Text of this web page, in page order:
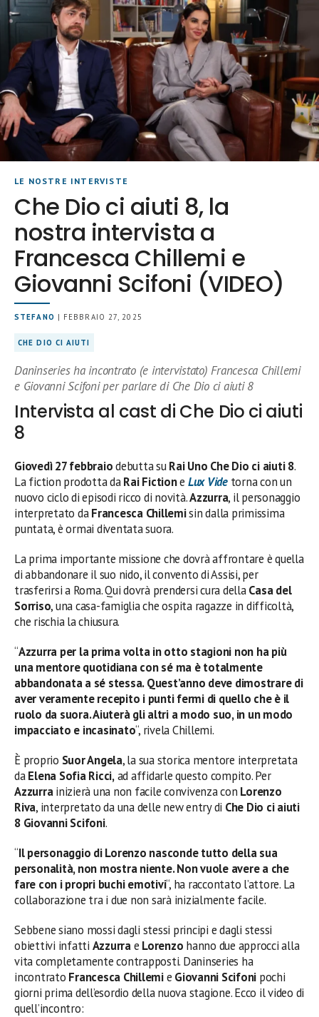
LE NOSTRE INTERVISTE
Che Dio ci aiuti 8, la
nostra intervista a
Francesca Chillemi e
Giovanni Scifoni (VIDEO)
STEFANO | FEBBRAIO 27, 2025
CHE DIO CI AIUTI
Daninseries ha incontrato (e intervistato) Francesca Chillemi
e Giovanni Scifoni per parlare di Che Dio ci aiuti 8
Intervista al cast di Che Dio ci aiuti
8
Giovedì 27 febbraiodebutta suRai Uno Che Dio ci aiuti 8.
La fiction prodotta daRai Fictione Lux Videtorna con un
nuovo ciclo di episodi ricco di novità.Azzurra, il personaggio
interpretato daFrancesca Chillemisin dalla primissima
puntata, è ormai diventata suora.
La prima importante missione che dovrà affrontare è quella
di abbandonare il suo nido, il convento di Assisi, per
trasferirsi a Roma. Qui dovrà prendersi cura dellaCasa del
Sorriso, una casa-famiglia che ospita ragazze in difficoltà,
che rischia la chiusura.
“Azzurra per la prima volta in otto stagioni non ha più
una mentore quotidiana con sé ma è totalmente
abbandonata a sé stessa. Quest’anno deve dimostrare di
aver veramente recepito i punti fermi di quello che è il
ruolo da suora. Aiuterà gli altri a modo suo, in un modo
impacciato e incasinato“, rivela Chillemi.
È proprio Suor Angela, la sua storica mentore interpretata
daElena Sofia Ricci,ad affidarle questo compito. Per
Azzurrainizierà una non facile convivenza con Lorenzo
Riva, interpretato da una delle new entry di Che Dio ci aiuti
8 Giovanni Scifoni.
“Il personaggio di Lorenzo nasconde tutto della sua
personalità, non mostra niente. Non vuole avere a che
fare con i propri buchi emotivi“, ha raccontato l’attore. La
collaborazione tra i due non sarà inizialmente facile.
Sebbene siano mossi dagli stessi principi e dagli stessi
obiettivi infatti Azzurrae Lorenzo hanno due approcci alla
vita completamente contrapposti. Daninseries ha
incontrato Francesca Chillemie Giovanni Scifoni pochi
giorni prima dell’esordio della nuova stagione. Ecco il video di
quell’incontro: